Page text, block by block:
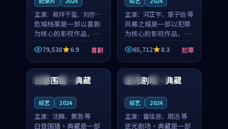
主演： 易烊千玺、刘亦菲
等
危城档案是一部以喜剧
为核心的影视作品，围
绕危机、反转与人物成
长展开，整体节奏紧
凑，值得推荐观看。
79,538 6.9 喜剧
主演： 河正宇、章子怡 等
风暴之城是一部以犯罪
为核心的影视作品，围
绕危机、反转与人物成
长展开，整体节奏紧
凑，值得推荐观看。
65,712 8.3 犯罪
泰国 热播
白昼围猎·典藏
综艺 2024
主演： 沈腾、黄渤 等
白昼围猎·典藏是一部
英国 高分
逆光剧场·典藏
综艺 2024
主演： 雷佳音、周迅 等
逆光剧场·典藏是一部